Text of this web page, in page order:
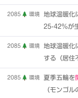
2085 環境 地球温暖化
25-42％が
2085 環境 地球温暖化
する（居住
2085 環境 夏季五輪を
（モンゴ